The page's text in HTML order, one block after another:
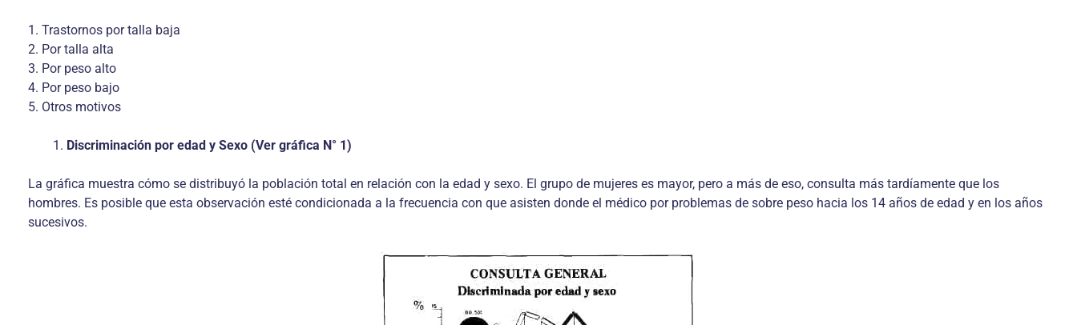
1. Trastornos por talla baja
2. Por talla alta
3. Por peso alto
4. Por peso bajo
5. Otros motivos
Discriminación por edad y Sexo (Ver gráfica N° 1)
La gráfica muestra cómo se distribuyó la población total en relación con la edad y sexo. El grupo de mujeres es mayor, pero a más de eso, consulta más tardíamente que los
hombres. Es posible que esta observación esté condicionada a la frecuencia con que asisten donde el médico por problemas de sobre peso hacia los 14 años de edad y en los años
sucesivos.